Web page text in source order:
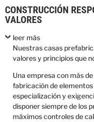
CONSTRUCCIÓN
VALORES
leer más
Nuestras casas
valores y principios que
Una empresa con más
fabricación de
especialización y
disponer siempre de los
máximos controles de